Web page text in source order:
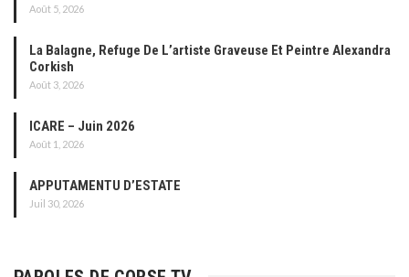
Août 5, 2026
La Balagne, Refuge De L’artiste Graveuse Et Peintre Alexandra
Corkish
Août 3, 2026
ICARE – Juin 2026
Août 1, 2026
APPUTAMENTU D’ESTATE
Juil 30, 2026